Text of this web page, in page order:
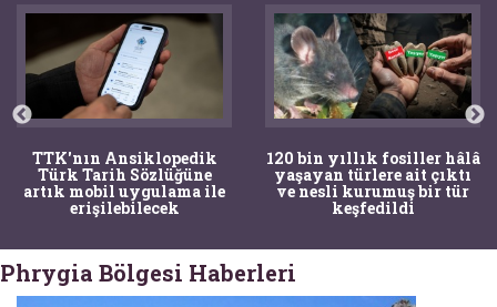
TTK'nın Ansiklopedik
Türk Tarih Sözlüğüne
artık mobil uygulama ile
erişilebilecek
120 bin yıllık fosiller hâlâ
yaşayan türlere ait çıktı
ve nesli kurumuş bir tür
keşfedildi
Phrygia Bölgesi Haberleri